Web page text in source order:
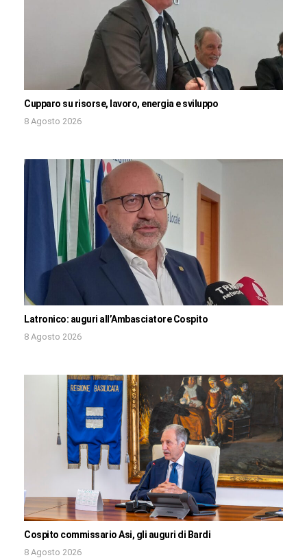
Cupparo su risorse, lavoro, energia e sviluppo
8 Agosto 2026
Latronico: auguri all’Ambasciatore Cospito
8 Agosto 2026
Cospito commissario Asi, gli auguri di Bardi
8 Agosto 2026